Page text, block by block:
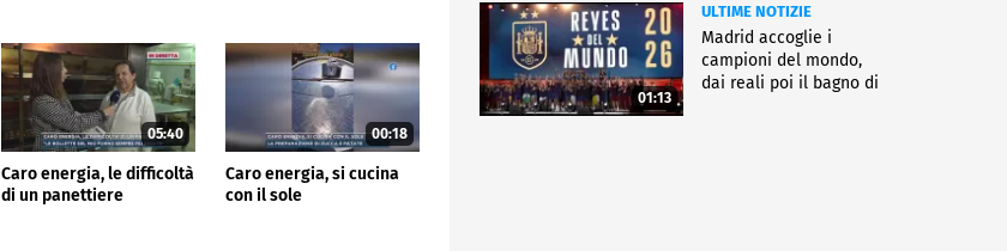
05:40
Caro energia, le difficoltà
di un panettiere
00:18
Caro energia, si cucina
con il sole
01:13
ULTIME NOTIZIE
Madrid accoglie i
campioni del mondo,
dai reali poi il bagno di